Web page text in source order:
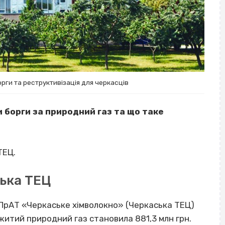
та реструктивізація для черкасців
за природний газ та що таке
ТЕЦ
«Черкаське хімволокно» (Черкаська ТЕЦ)
природний газ становила 881,3 млн грн.